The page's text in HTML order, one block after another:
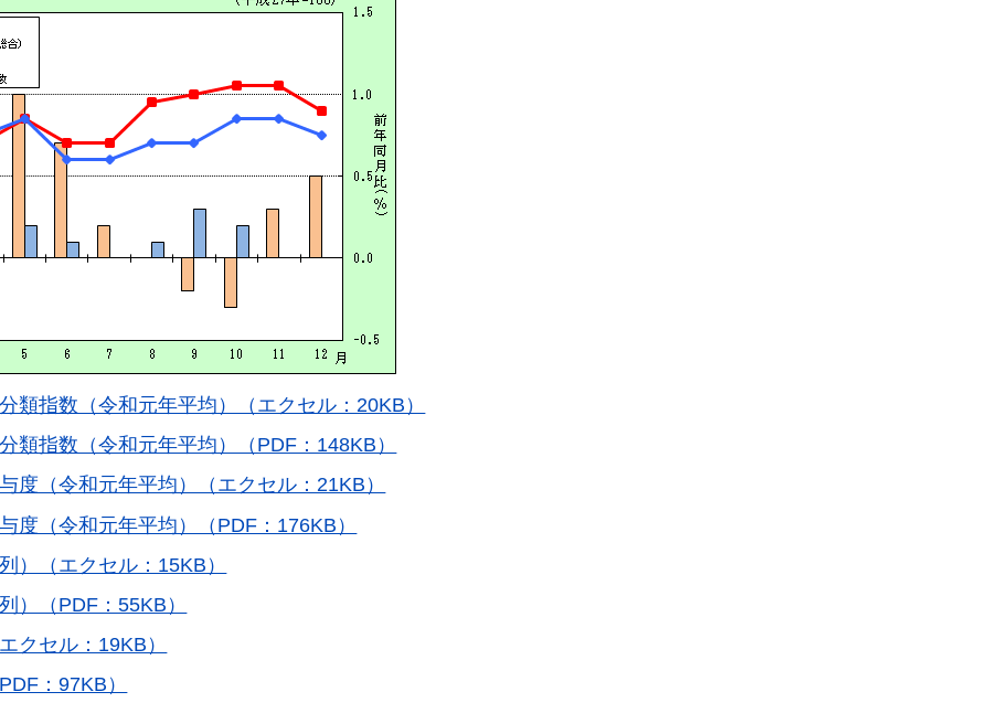
類指数（令和元年平均）（エクセル：20KB）
類指数（令和元年平均）（PDF：148KB）
度（令和元年平均）（エクセル：21KB）
度（令和元年平均）（PDF：176KB）
）（エクセル：15KB）
）（PDF：55KB）
クセル：19KB）
：97KB）